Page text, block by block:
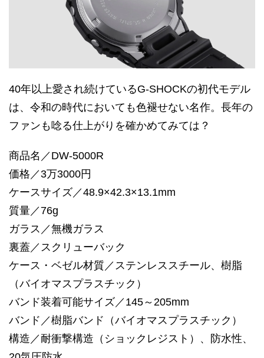
40年以上愛され続けているG-SHOCKの初代モデル
は、令和の時代においても色褪せない名作。長年の
ファンも唸る仕上がりを確かめてみては？
商品名／DW-5000R
価格／3万3000円
ケースサイズ／48.9×42.3×13.1mm
質量／76g
ガラス／無機ガラス
裏蓋／スクリューバック
ケース・ベゼル材質／ステンレススチール、樹脂
（バイオマスプラスチック）
バンド装着可能サイズ／145～205mm
バンド／樹脂バンド（バイオマスプラスチック）
構造／耐衝撃構造（ショックレジスト）、防水性、